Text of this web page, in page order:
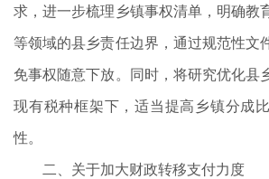
求，进一步梳理乡镇事权清单，明确教
等领域的县乡责任边界，通过规范性文
免事权随意下放。同时，将研究优化县
现有税种框架下，适当提高乡镇分成
性。
二、关于加大财政转移支付力度